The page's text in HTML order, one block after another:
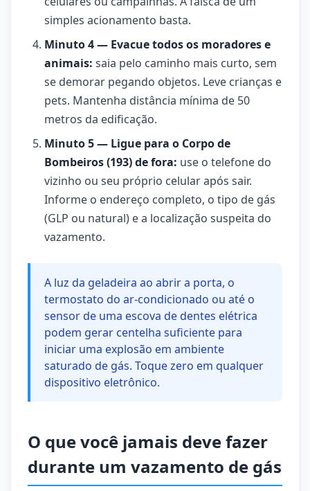
simples acionamento basta.
Minuto 4 — Evacue todos os moradores e
animais: saia pelo caminho mais curto, sem
se demorar pegando objetos. Leve crianças e
pets. Mantenha distância mínima de 50
metros da edificação.
Minuto 5 — Ligue para o Corpo de
Bombeiros (193) de fora: use o telefone do
vizinho ou seu próprio celular após sair.
Informe o endereço completo, o tipo de gás
(GLP ou natural) e a localização suspeita do
vazamento.
A luz da geladeira ao abrir a porta, o
termostato do ar-condicionado ou até o
sensor de uma escova de dentes elétrica
podem gerar centelha suficiente para
iniciar uma explosão em ambiente
saturado de gás. Toque zero em qualquer
dispositivo eletrônico.
O que você jamais deve fazer
durante um vazamento de gás